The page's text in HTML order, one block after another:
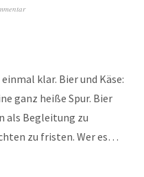
klar. Bier und Käse:
ganz heiße Spur. Bier
als Begleitung zu
zu fristen. Wer es…